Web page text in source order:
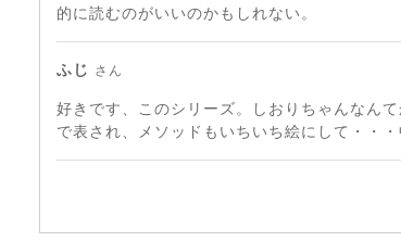
的に読むのがいいのかもしれない。
ふじ さん
好きです、このシリーズ。しおりちゃんなん
で表され、メソッドもいちいち絵にして・・